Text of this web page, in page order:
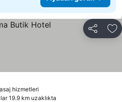
Paylaş
hizmetleri
görün
19.9 km uzaklıkta